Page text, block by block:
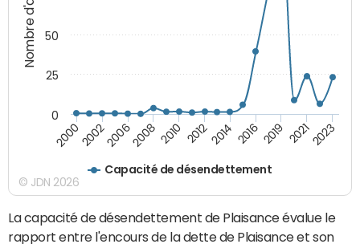
Capacité de désendettement
2000200220062008 2010 20122014 2016 2019 20212023
0
25
50
© JDN 2026
La capacité de désendettement de Plaisance évalue le
rapport entre l'encours de la dette de Plaisance et son